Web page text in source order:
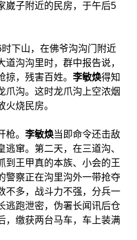
崴子附近的民房，于午后5
下山，在佛爷沟沟门附近
沟沟里时，群中报告说，
，残害百姓。 李敏焕得知
爪沟。这时龙爪沟上空浓烟
烧民房。
。 李敏焕当即命令还击敌
窜。第二天，在三道沟、
到王甲真的本族、小会的王
警察正在沟里沟外一带抢夺
不多，战斗力不强，分兵一
逃跑泄密，伪署长闻讯后仓
，缴获两台马车，车上装满